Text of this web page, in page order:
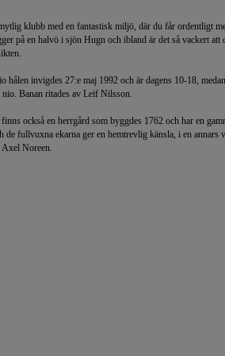
klubb med en fantastisk miljö, där du får ordentligt
på en halvö i sjön Hugn och ibland är det så vackert att
hålen invigdes 27:e maj 1992 och är dagens 10-18,
nio. Banan ritades av Leif Nilsson.
finns också en herrgård som byggdes 1762 och har en
de fullvuxna ekarna ger en hemtrevlig känsla, i en
Axel Noreen.​​​​​